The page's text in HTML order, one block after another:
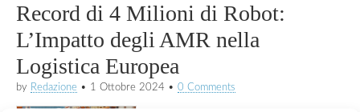
Record di 4 Milioni di Robot:
L’Impatto degli AMR nella
Logistica Europea
by Redazione • 1 Ottobre 2024 • 0 Comments